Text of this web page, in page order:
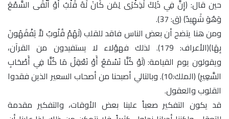
حين قال: ﴿إِنَّ فِي ذَلِكَ لَذِكْرَى لِمَن كَانَ لَهُ قَلْبٌ أَوْ أَلْقَى السَّمْعَ
وَهُوَ شَهِيدٌ﴾ (ق: 37).
ومن هنا يتضح أن بعض الناس فاقد للقلب ﴿لَهُمْ قُلُوبٌ لاَّ يَفْقَهُونَ
بِهَا﴾(الأعراف: 179). لذلك فهؤلاء لا يستفيدون من القرآن،
ويقولون يوم القيامة: ﴿لَوْ كُنَّا نَسْمَعُ أَوْ نَعْقِلُ مَا كُنَّا فِي أَصْحَابِ
السَّعِيرِ﴾ (الملك:10). وبالتالي أصبحنا من أصحاب السعير الذين فقدوا
القلوب والعقول.
قد يكون التفكير صعباً علينا بعض الأوقات، والتفكير مقدمة